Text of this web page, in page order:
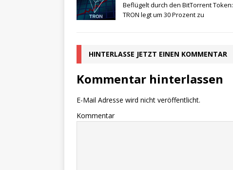
Beflügelt durch den BitTorrent Token:
TRON legt um 30 Prozent zu
HINTERLASSE JETZT EINEN KOMMENTAR
Kommentar hinterlassen
E-Mail Adresse wird nicht veröffentlicht.
Kommentar